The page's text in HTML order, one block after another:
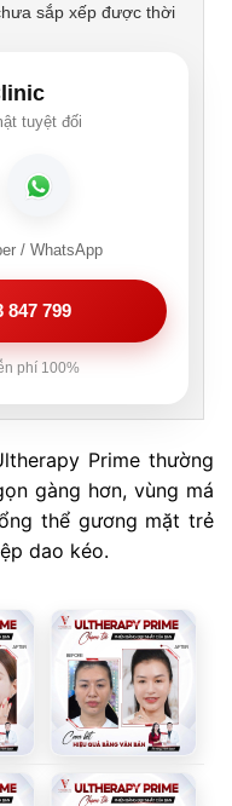
sắp xếp được thời
tuyệt đối
/ WhatsApp
847 799
phí 100%
Prime thường
gàng hơn, vùng má
thể gương mặt trẻ
dao kéo.